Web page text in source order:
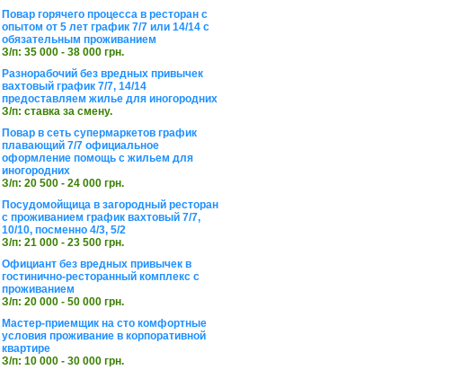
Повар горячего процесса в ресторан с
опытом от 5 лет график 7/7 или 14/14 с
обязательным проживанием
З/п: 35 000 - 38 000 грн.
Разнорабочий без вредных привычек
вахтовый график 7/7, 14/14
предоставляем жилье для иногородних
З/п: ставка за смену.
Повар в сеть супермаркетов график
плавающий 7/7 официальное
оформление помощь с жильем для
иногородних
З/п: 20 500 - 24 000 грн.
Посудомойщица в загородный ресторан
с проживанием график вахтовый 7/7,
10/10, посменно 4/3, 5/2
З/п: 21 000 - 23 500 грн.
Официант без вредных привычек в
гостинично-ресторанный комплекс с
проживанием
З/п: 20 000 - 50 000 грн.
Мастер-приемщик на сто комфортные
условия проживание в корпоративной
квартире
З/п: 10 000 - 30 000 грн.